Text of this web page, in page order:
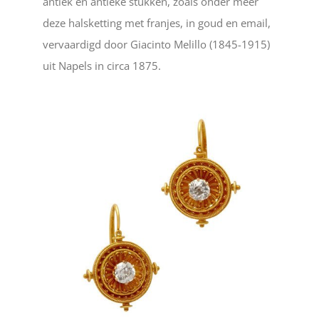
deze halsketting met franjes, in goud en email,
vervaardigd door Giacinto Melillo (1845-1915)
uit Napels in circa 1875.